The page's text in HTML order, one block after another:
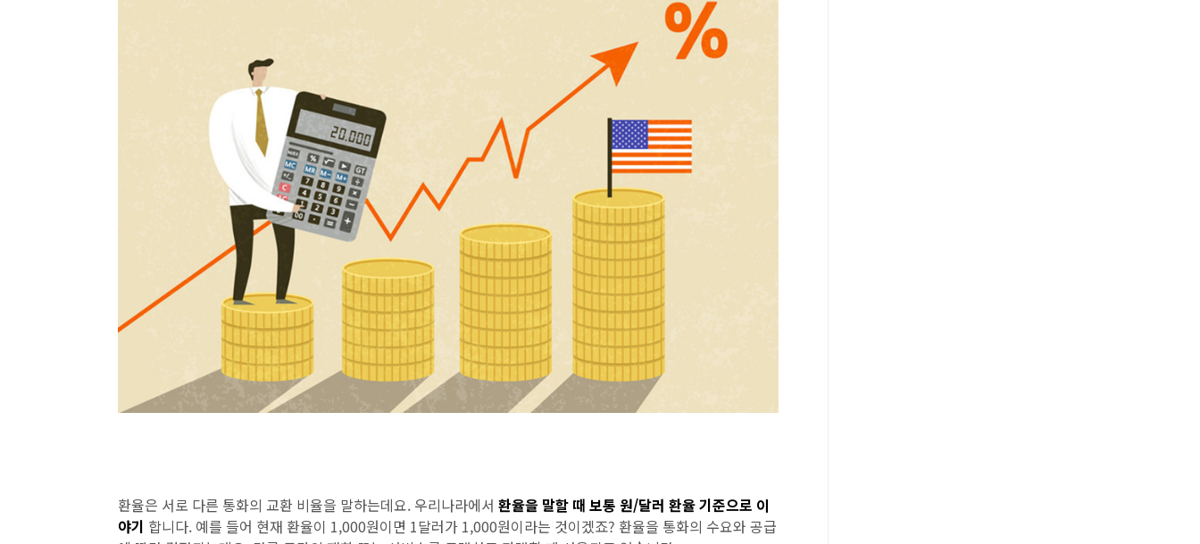
환율은 서로 다른 통화의 교환 비율을 말하는데요. 우리나라에서 환율을 말할 때 보통 원/달러 환율 기준으로 이
야기 합니다. 예를 들어 현재 환율이 1,000원이면 1달러가 1,000원이라는 것이겠죠? 환율을 통화의 수요와 공급